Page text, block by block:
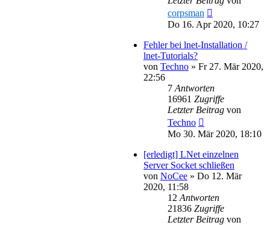
corpsman
Do 16. Apr 2020, 10:27
Fehler bei lnet-Installation /
lnet-Tutorials?
von Techno » Fr 27. Mär 2020,
22:56
7 Antworten
16961 Zugriffe
Letzter Beitrag von
Techno
Mo 30. Mär 2020, 18:10
[erledigt] LNet einzelnen
Server Socket schließen
von NoCee » Do 12. Mär
2020, 11:58
12 Antworten
21836 Zugriffe
Letzter Beitrag von